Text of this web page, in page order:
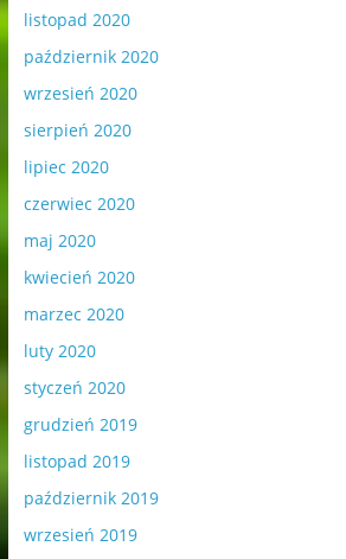
listopad 2020
październik 2020
wrzesień 2020
sierpień 2020
lipiec 2020
czerwiec 2020
maj 2020
kwiecień 2020
marzec 2020
luty 2020
styczeń 2020
grudzień 2019
listopad 2019
październik 2019
wrzesień 2019